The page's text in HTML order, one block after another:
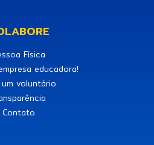
Física
educadora!
voluntário
Contato